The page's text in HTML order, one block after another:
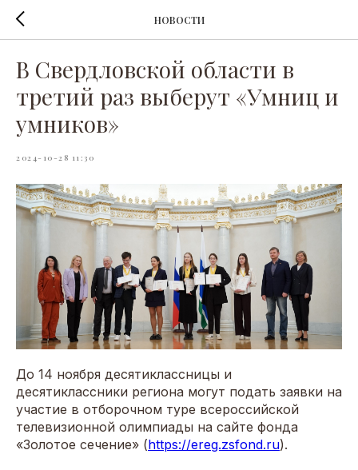
НОВОСТИ
В Свердловской области в
третий раз выберут «Умниц и
умников»
2024-10-28 11:30
До 14 ноября десятиклассницы и
десятиклассники региона могут подать заявки на
участие в отборочном туре всероссийской
телевизионной олимпиады на сайте фонда
«Золотое сечение» (https://ereg.zsfond.ru).